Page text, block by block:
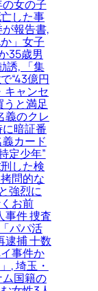
の女の子
した事
報告書,
」女子
35歳男
誘, 「集
“43億円
キャンセ
うと満足
義のクレ
暗証番
カード
定少年”
した検
問的な
強烈に
お前
事件 捜査
パパ活
逮捕 十数
事件か
, 埼玉・
ム国籍の